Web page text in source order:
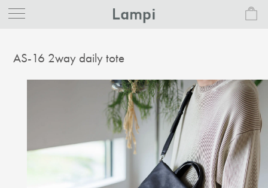
AS-16 2way daily tote